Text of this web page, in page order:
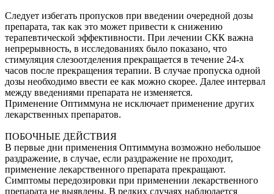
Следует избегать пропусков при введении очередной дозы
препарата, так как это может привести к снижению
терапевтической эффективности. При лечении СКК важна
непрерывность, в исследованиях было показано, что
стимуляция слезоотделения прекращается в течение 24-х
часов после прекращения терапии. В случае пропуска одной
дозы необходимо ввести ее как можно скорее. Далее интервал
между введениями препарата не изменяется.
Применение Оптиммуна не исключает применение других
лекарственных препаратов.
ПОБОЧНЫЕ ДЕЙСТВИЯ
В первые дни применения Оптиммуна возможно небольшое
раздражение, в случае, если раздражение не проходит,
применение лекарственного препарата прекращают.
Симптомы передозировки при применении лекарственного
препарата не выявлены. В редких случаях наблюдается